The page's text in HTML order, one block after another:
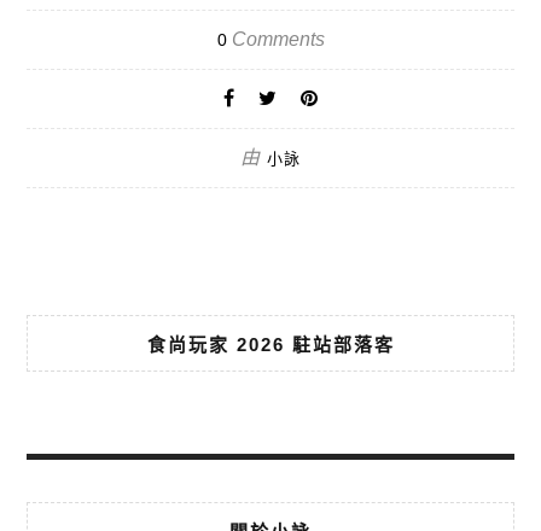
0Comments
由 小詠
食尚玩家 2026 駐站部落客